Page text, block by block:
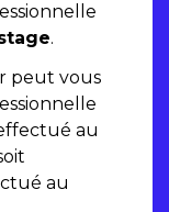
.
peut vous
au
au